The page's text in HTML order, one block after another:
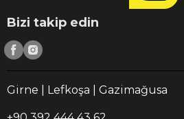
Bizi takip edin
Girne | Lefkoşa | Gazimağusa